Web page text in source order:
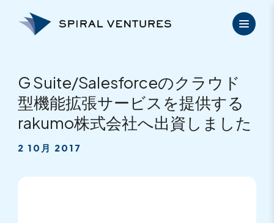
G Suite/Salesforceのクラウド
型機能拡張サービスを提供する
rakumo株式会社へ出資しました
2 10月 2017